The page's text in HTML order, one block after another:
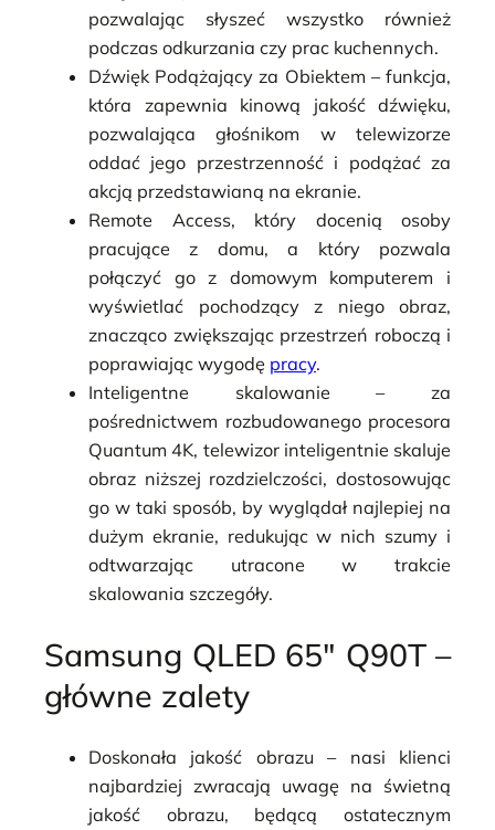
pozwalając słyszeć wszystko również
podczas odkurzania czy prac kuchennych.
Dźwięk Podążający za Obiektem – funkcja,
która zapewnia kinową jakość dźwięku,
pozwalająca głośnikom w telewizorze
oddać jego przestrzenność i podążać za
akcją przedstawianą na ekranie.
Remote Access, który docenią osoby
pracujące z domu, a który pozwala
połączyć go z domowym komputerem i
wyświetlać pochodzący z niego obraz,
znacząco zwiększając przestrzeń roboczą i
poprawiając wygodę pracy.
Inteligentne skalowanie – za
pośrednictwem rozbudowanego procesora
Quantum 4K, telewizor inteligentnie skaluje
obraz niższej rozdzielczości, dostosowując
go w taki sposób, by wyglądał najlepiej na
dużym ekranie, redukując w nich szumy i
odtwarzając utracone w trakcie
skalowania szczegóły.
Samsung QLED 65″ Q90T –
główne zalety
Doskonała jakość obrazu– nasi klienci
najbardziej zwracają uwagę na świetną
jakość obrazu, będącą ostatecznym